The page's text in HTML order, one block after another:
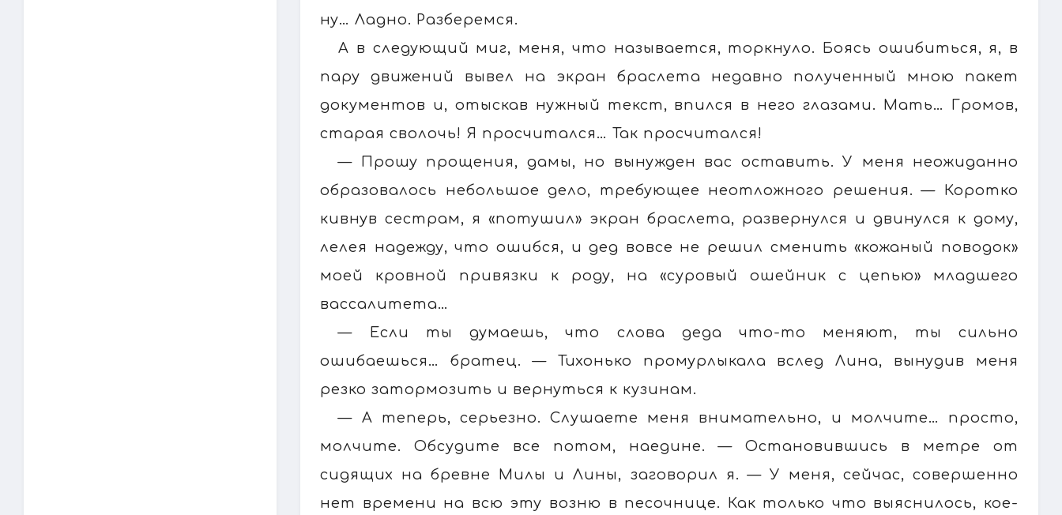
ну… Ладно. Разберемся.
А в следующий миг, меня, что называется, торкнуло. Боясь ошибиться, я, в
пару движений вывел на экран браслета недавно полученный мною пакет
документов и, отыскав нужный текст, впился в него глазами. Мать… Громов,
старая сволочь! Я просчитался… Так просчитался!
— Прошу прощения, дамы, но вынужден вас оставить. У меня неожиданно
образовалось небольшое дело, требующее неотложного решения. — Коротко
кивнув сестрам, я «потушил» экран браслета, развернулся и двинулся к дому,
лелея надежду, что ошибся, и дед вовсе не решил сменить «кожаный поводок»
моей кровной привязки к роду, на «суровый ошейник с цепью» младшего
вассалитета…
— Если ты думаешь, что слова деда что-то меняют, ты сильно
ошибаешься… братец. — Тихонько промурлыкала вслед Лина, вынудив меня
резко затормозить и вернуться к кузинам.
— А теперь, серьезно. Слушаете меня внимательно, и молчите… просто,
молчите. Обсудите все потом, наедине. — Остановившись в метре от
сидящих на бревне Милы и Лины, заговорил я. — У меня, сейчас, совершенно
нет времени на всю эту возню в песочнице. Как только что выяснилось, кое-